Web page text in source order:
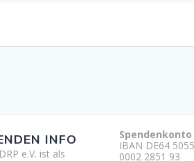
INFO
e.V. ist als
Spendenkonto
IBAN DE64
0002 2851 93